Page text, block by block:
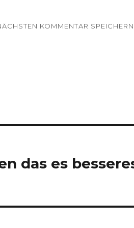
KOMMENTAR
das es